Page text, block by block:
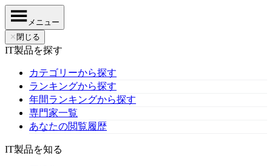
メニュー
✕ 閉じる
IT製品を探す
カテゴリーから探す
ランキングから探す
年間ランキングから探す
専門家一覧
あなたの閲覧履歴
IT製品を知る